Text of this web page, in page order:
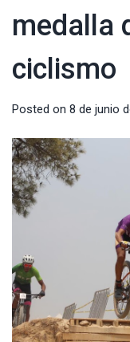
medalla
ciclismo
Posted on 8 de junio